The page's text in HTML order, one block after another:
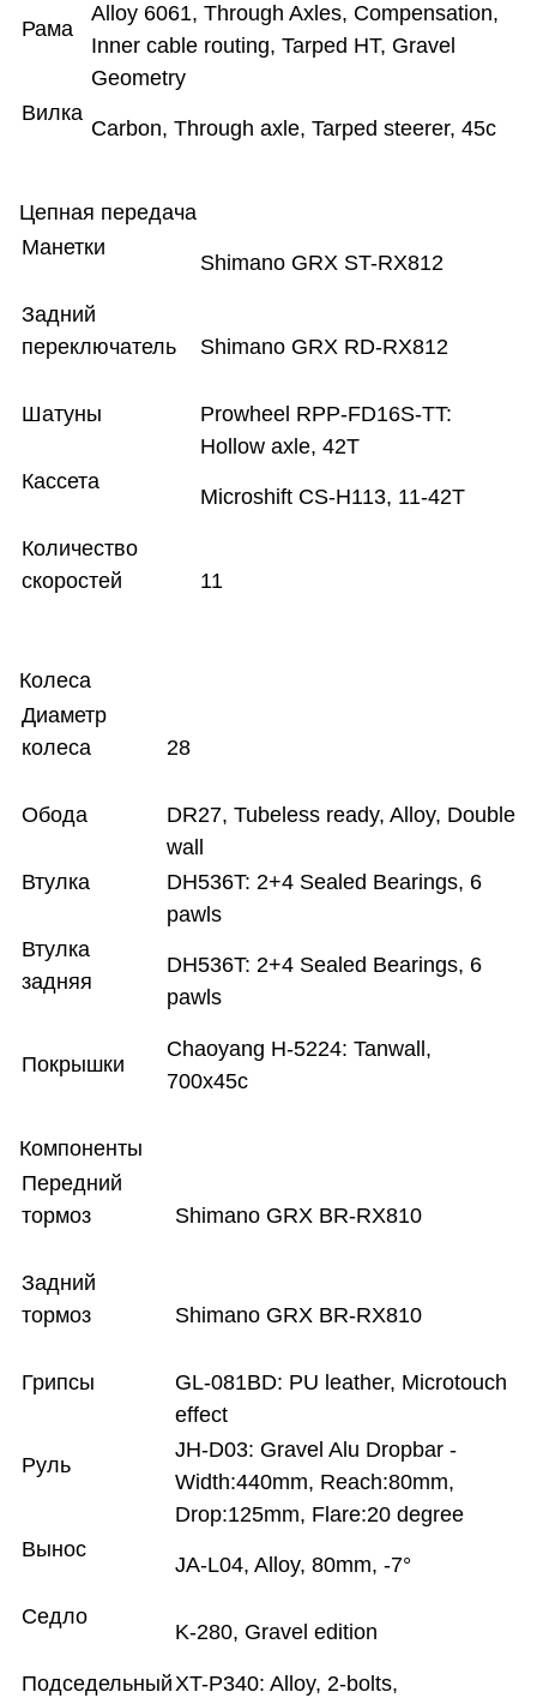
Рама
Alloy 6061, Through Axles, Compensation,
Inner cable routing, Tarped HT, Gravel
Geometry
Вилка
Carbon, Through axle, Tarped steerer, 45c
Цепная передача
Манетки
Shimano GRX ST-RX812
Задний
переключатель
Shimano GRX RD-RX812
Шатуны
Prowheel RPP-FD16S-TT:
Hollow axle, 42T
Кассета
Microshift CS-H113, 11-42T
Количество
скоростей
11
Колеса
Диаметр
колеса
28
Обода
DR27, Tubeless ready, Alloy, Double
wall
Втулка
DH536T: 2+4 Sealed Bearings, 6
pawls
Втулка
задняя
DH536T: 2+4 Sealed Bearings, 6
pawls
Покрышки
Chaoyang H-5224: Tanwall,
700x45c
Компоненты
Передний
тормоз
Shimano GRX BR-RX810
Задний
тормоз
Shimano GRX BR-RX810
Грипсы
GL-081BD: PU leather, Microtouch
effect
Руль
JH-D03: Gravel Alu Dropbar -
Width:440mm, Reach:80mm,
Drop:125mm, Flare:20 degree
Вынос
JA-L04, Alloy, 80mm, -7°
Седло
K-280, Gravel edition
ПодседельныйXT-P340: Alloy, 2-bolts,